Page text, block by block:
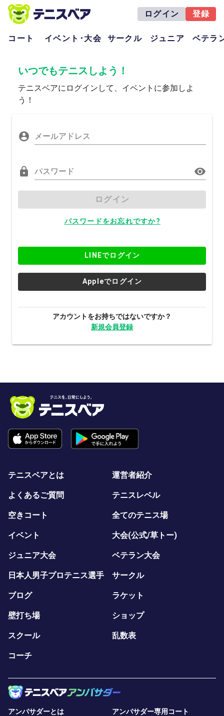
ログイン 登録
コート イベント･大会 サークル ジュニア ベテラ
いつでもテニスしよう！
テニスベアにログインして、イベントに参加しよ
う！
メールアドレス
パスワード
ログイン
パスワードをお忘れですか?
LINEでログイン
Appleでログイン
アカウントをお持ちではないですか？
新規会員登録
テニスベアとは 運営者紹介
よくあるご質問 テニスレベル
空きコート 全てのテニス場
イベント 大会(公式/草トー)
ジュニア大会 ベテラン大会
日本人男子プロテニス選手 サークル
ブログ ラケット
壁打ち場 ショップ
スクール 乱数表
コーチ
アンバサダーとは アンバサダー専用コート